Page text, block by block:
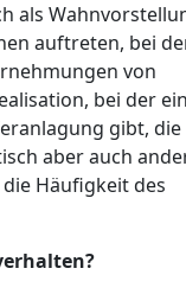
als
auftreten, bei
von
bei der
gibt, die
aber auch
Häufigkeit des